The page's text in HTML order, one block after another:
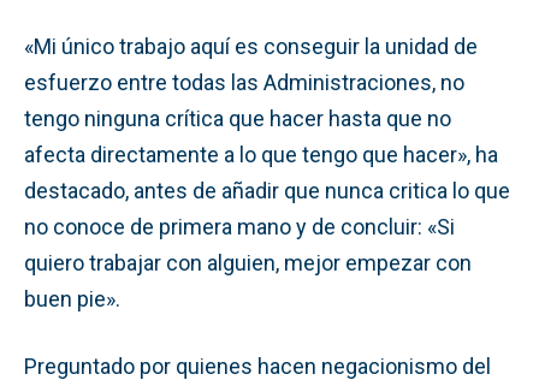
«Mi único trabajo aquí es conseguir la unidad de
esfuerzo entre todas las Administraciones, no
tengo ninguna crítica que hacer hasta que no
afecta directamente a lo que tengo que hacer», ha
destacado, antes de añadir que nunca critica lo que
no conoce de primera mano y de concluir: «Si
quiero trabajar con alguien, mejor empezar con
buen pie».
Preguntado por quienes hacen negacionismo del